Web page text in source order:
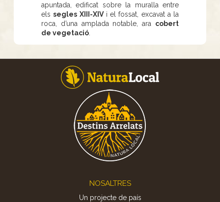
apuntada, edificat sobre la muralla entre
elssegles XIII-XIVi el fossat, excavat a la
roca, d’una amplada notable, ara cobert
de vegetació
NOSALTRES
Un projecte de país